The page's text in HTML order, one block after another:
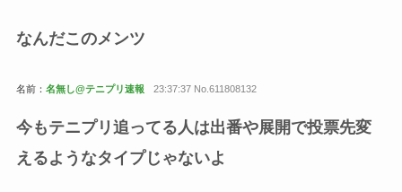
なんだこのメンツ
名前： 名無し@テニプリ速報 23:37:37 No.611808132
今もテニプリ追ってる人は出番や展開で投票先変
えるようなタイプじゃないよ